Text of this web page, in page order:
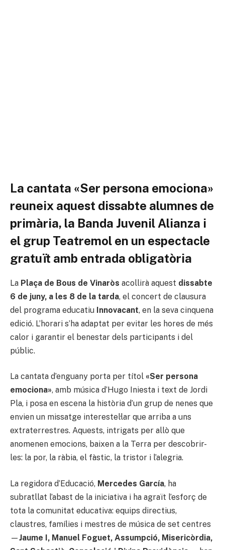
La cantata «Ser persona emociona»
reuneix aquest dissabte alumnes de
primària, la Banda Juvenil Alianza i
el grup Teatremol en un espectacle
gratuït amb entrada obligatòria
La Plaça de Bous de Vinaròs acollirà aquest dissabte
6 de juny, a les 8 de la tarda, el concert de clausura
del programa educatiu Innovacant, en la seva cinquena
edició. L’horari s’ha adaptat per evitar les hores de més
calor i garantir el benestar dels participants i del
públic.
La cantata d’enguany porta per títol «Ser persona
emociona», amb música d’Hugo Iniesta i text de Jordi
Pla, i posa en escena la història d’un grup de nenes que
envien un missatge interestel·lar que arriba a uns
extraterrestres. Aquests, intrigats per allò que
anomenen emocions, baixen a la Terra per descobrir-
les: la por, la ràbia, el fàstic, la tristor i l’alegria.
La regidora d’Educació, Mercedes García, ha
subratllat l’abast de la iniciativa i ha agraït l’esforç de
tota la comunitat educativa: equips directius,
claustres, famílies i mestres de música de set centres
—Jaume I, Manuel Foguet, Assumpció, Misericòrdia,